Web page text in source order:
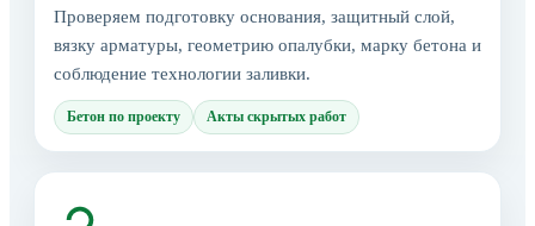
Проверяем подготовку основания, защитный слой,
вязку арматуры, геометрию опалубки, марку бетона и
соблюдение технологии заливки.
Бетон по проекту Акты скрытых работ